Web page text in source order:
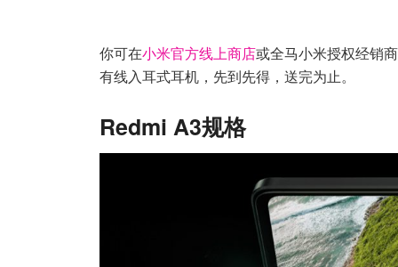
你可在小米官方线上商店或全马小米授权经销
有线入耳式耳机，先到先得，送完为止。
Redmi A3规格